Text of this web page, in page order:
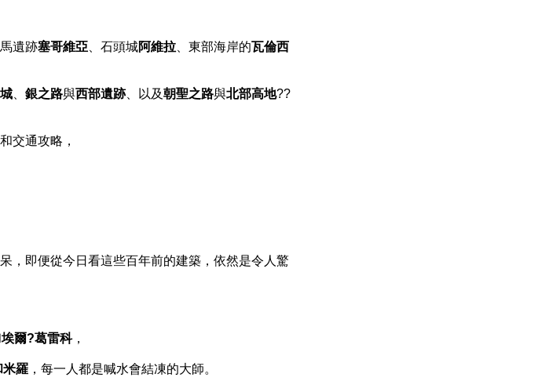
馬遺跡塞哥維亞 、石頭城阿維拉 、東部海岸的瓦倫西
銀之路與西部遺跡、以及朝聖之路與北部高地??
交通攻略，
，即便從今日看這些百年前的建築，依然是令人驚
埃爾?葛雷科，
米羅 ，每一人都是喊水會結凍的大師。